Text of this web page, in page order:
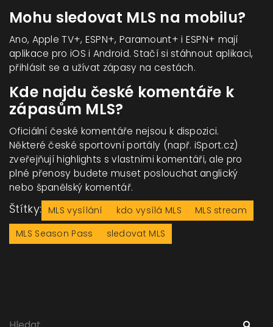
Mohu sledovat MLS na mobilu?
Ano, Apple TV+, ESPN+, Paramount+ i ESPN+ mají
aplikace pro iOS i Android. Stačí si stáhnout aplikaci,
přihlásit se a užívat zápasy na cestách.
Kde najdu české komentáře k
zápasům MLS?
Oficiální české komentáře nejsou k dispozici.
Některé české sportovní portály (např. iSport.cz)
zveřejňují highlights s vlastními komentáři, ale pro
plné přenosy budete muset poslouchat anglický
nebo španělský komentář.
Štítky: MLS vysílání kdo vysílá MLS
MLS stream
MLS Season Pass
sledovat MLS